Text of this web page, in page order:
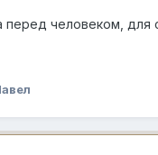
человеком, для